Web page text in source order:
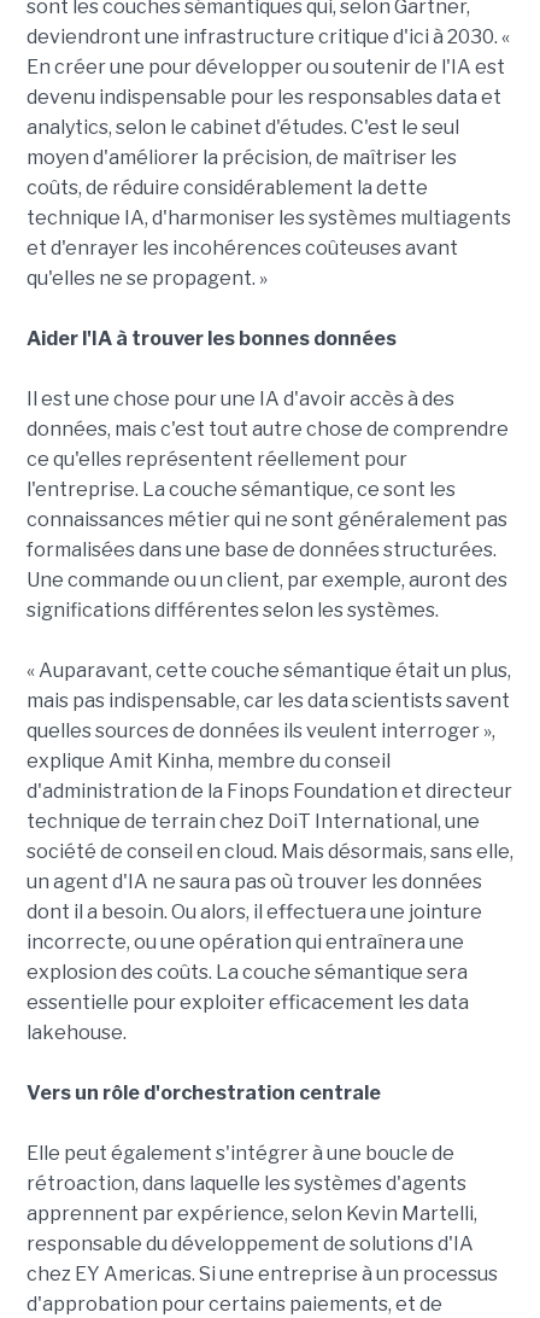
sont les couches sémantiques qui, selon Gartner,
deviendront une infrastructure critique d'ici à 2030. «
En créer une pour développer ou soutenir de l'IA est
devenu indispensable pour les responsables data et
analytics, selon le cabinet d'études. C'est le seul
moyen d'améliorer la précision, de maîtriser les
coûts, de réduire considérablement la dette
technique IA, d'harmoniser les systèmes multiagents
et d'enrayer les incohérences coûteuses avant
qu'elles ne se propagent. »
Aider l'IA à trouver les bonnes données
Il est une chose pour une IA d'avoir accès à des
données, mais c'est tout autre chose de comprendre
ce qu'elles représentent réellement pour
l'entreprise. La couche sémantique, ce sont les
connaissances métier qui ne sont généralement pas
formalisées dans une base de données structurées.
Une commande ou un client, par exemple, auront des
significations différentes selon les systèmes.
« Auparavant, cette couche sémantique était un plus,
mais pas indispensable, car les data scientists savent
quelles sources de données ils veulent interroger »,
explique Amit Kinha, membre du conseil
d'administration de la Finops Foundation et directeur
technique de terrain chez DoiT International, une
société de conseil en cloud. Mais désormais, sans elle,
un agent d'IA ne saura pas où trouver les données
dont il a besoin. Ou alors, il effectuera une jointure
incorrecte, ou une opération qui entraînera une
explosion des coûts. La couche sémantique sera
essentielle pour exploiter efficacement les data
lakehouse.
Vers un rôle d'orchestration centrale
Elle peut également s'intégrer à une boucle de
rétroaction, dans laquelle les systèmes d'agents
apprennent par expérience, selon Kevin Martelli,
responsable du développement de solutions d'IA
chez EY Americas. Si une entreprise à un processus
d'approbation pour certains paiements, et de